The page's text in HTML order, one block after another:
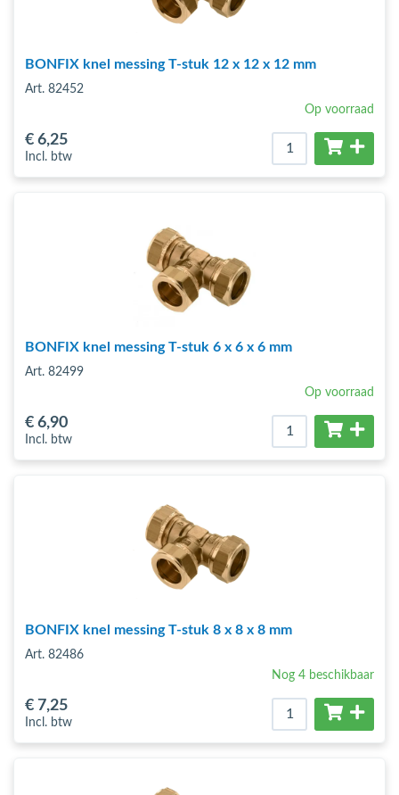
BONFIX knel messing T-stuk 12 x 12 x 12 mm
Art. 82452
Op voorraad
€ 6,25
Incl. btw
BONFIX knel messing T-stuk 6 x 6 x 6 mm
Art. 82499
Op voorraad
€ 6,90
Incl. btw
BONFIX knel messing T-stuk 8 x 8 x 8 mm
Art. 82486
Nog 4 beschikbaar
€ 7,25
Incl. btw